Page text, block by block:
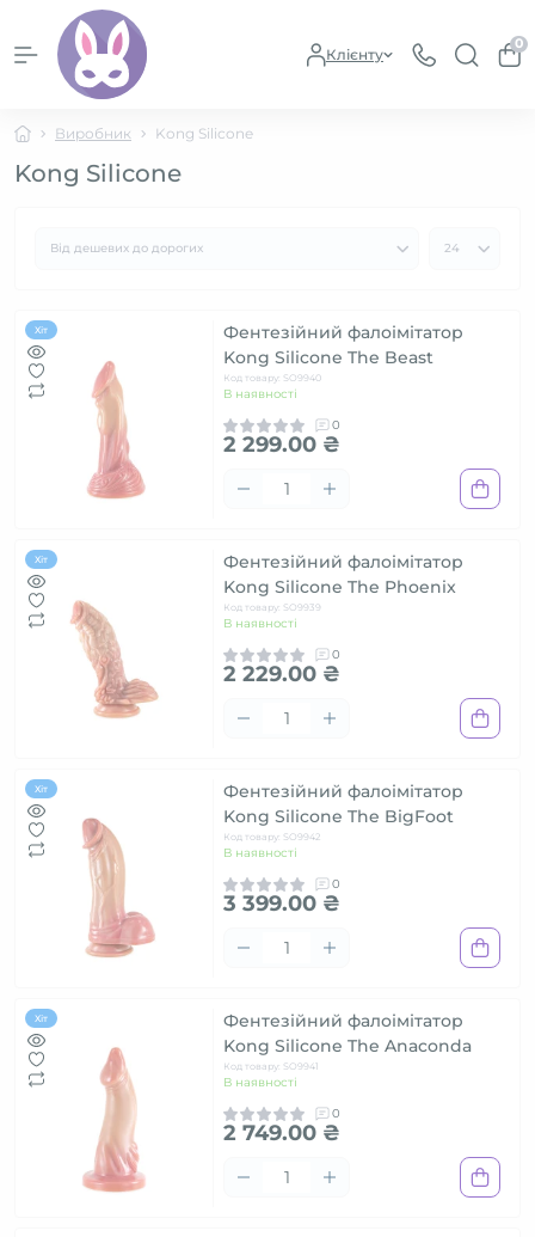
Клієнту
0
Виробник Kong Silicone
Kong Silicone
Хіт
Фентезійний фалоімітатор
Kong Silicone The Beast
Код товару: SO9940
В наявності
0
2 299.00 ₴
Хіт
Фентезійний фалоімітатор
Kong Silicone The Phoenix
Код товару: SO9939
В наявності
0
2 229.00 ₴
Хіт
Фентезійний фалоімітатор
Kong Silicone The BigFoot
Код товару: SO9942
В наявності
0
3 399.00 ₴
Хіт
Фентезійний фалоімітатор
Kong Silicone The Anaconda
Код товару: SO9941
В наявності
0
2 749.00 ₴